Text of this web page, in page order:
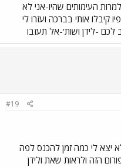
העימותים שהיו-אני לא
קיבלו אותי בברכה ועזרו לי
-לידן ושות'-אל תעזבו
#19
יצא לי כמה זמן להכנס לפה
הזה ולראות שאת ולידן